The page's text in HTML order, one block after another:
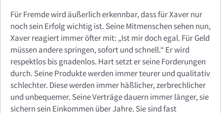
Für Fremde wird äußerlich erkennbar, dass für Xaver nur
noch sein Erfolg wichtig ist. Seine Mitmenschen sehen nun,
Xaver reagiert immer öfter mit: „Ist mir doch egal. Für Geld
müssen andere springen, sofort und schnell.“ Er wird
respektlos bis gnadenlos. Hart setzt er seine Forderungen
durch. Seine Produkte werden immer teurer und qualitativ
schlechter. Diese werden immer häßlicher, zerbrechlicher
und unbequemer. Seine Verträge dauern immer länger, sie
sichern sein Einkommen über Jahre. Sie sind fast